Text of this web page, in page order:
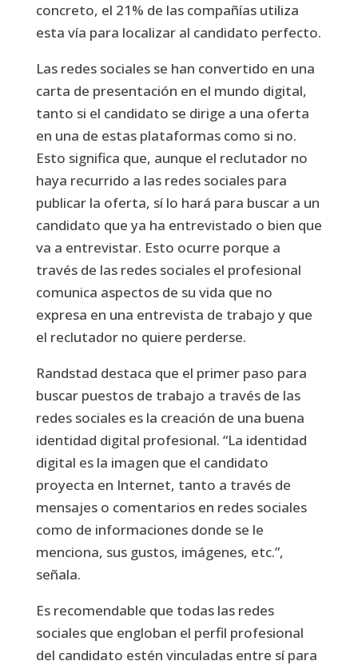
concreto, el 21% de las compañías utiliza
esta vía para localizar al candidato perfecto.
Las redes sociales se han convertido en una
carta de presentación en el mundo digital,
tanto si el candidato se dirige a una oferta
en una de estas plataformas como si no.
Esto significa que, aunque el reclutador no
haya recurrido a las redes sociales para
publicar la oferta, sí lo hará para buscar a un
candidato que ya ha entrevistado o bien que
va a entrevistar. Esto ocurre porque a
través de las redes sociales el profesional
comunica aspectos de su vida que no
expresa en una entrevista de trabajo y que
el reclutador no quiere perderse.
Randstad destaca que el primer paso para
buscar puestos de trabajo a través de las
redes sociales es la creación de una buena
identidad digital profesional. “La identidad
digital es la imagen que el candidato
proyecta en Internet, tanto a través de
mensajes o comentarios en redes sociales
como de informaciones donde se le
menciona, sus gustos, imágenes, etc.”,
señala.
Es recomendable que todas las redes
sociales que engloban el perfil profesional
del candidato estén vinculadas entre sí para